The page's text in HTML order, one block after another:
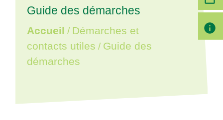
Guide des démarches
Accueil / Démarches et
contacts utiles / Guide des
démarches
info